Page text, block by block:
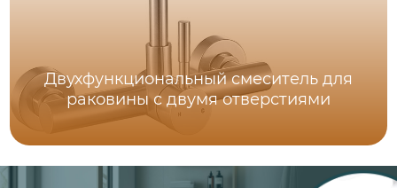
Двухфункциональный смеситель для
раковины с двумя отверстиями